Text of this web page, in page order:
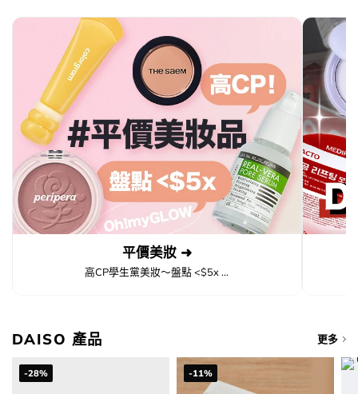
平價美妝 ➜
高CP學生黨美妝～盤點 <$5x ...
DAISO 產品 更多
-28% -11%